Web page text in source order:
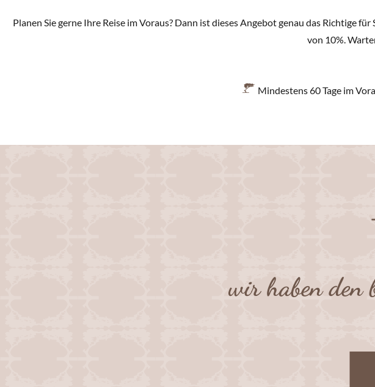
Planen Sie gerne Ihre Reise im Voraus? Dann ist dieses Angebot genau das Richtige
von 10%.
Mindestens 60 Tage im
wir haben den